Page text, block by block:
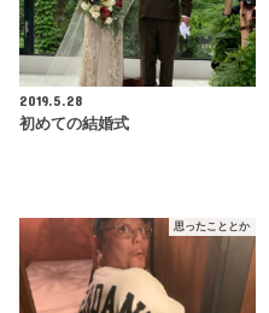
2019.5.28
初めての結婚式
思ったこととか